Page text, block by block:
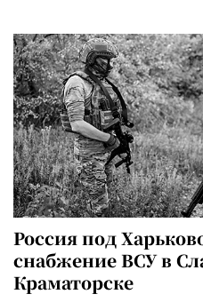
Россия под
снабжение ВСУ в
Краматорске